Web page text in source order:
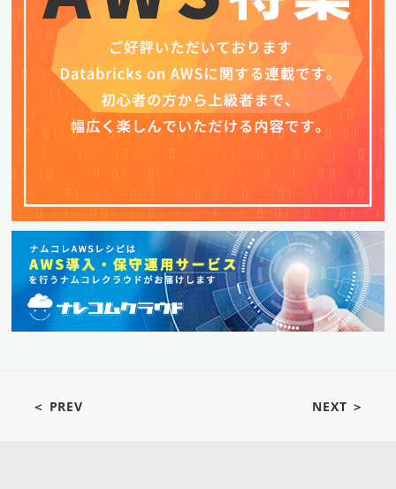
＜ PREV NEXT ＞